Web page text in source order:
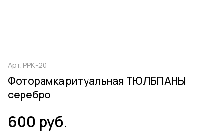
Арт. РРК-20
Фоторамка ритуальная ТЮЛБПАНЫ
серебро
600 руб.